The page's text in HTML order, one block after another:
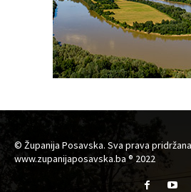
© Županija Posavska. Sva prava
www.zupanijaposavska.ba ® 2022